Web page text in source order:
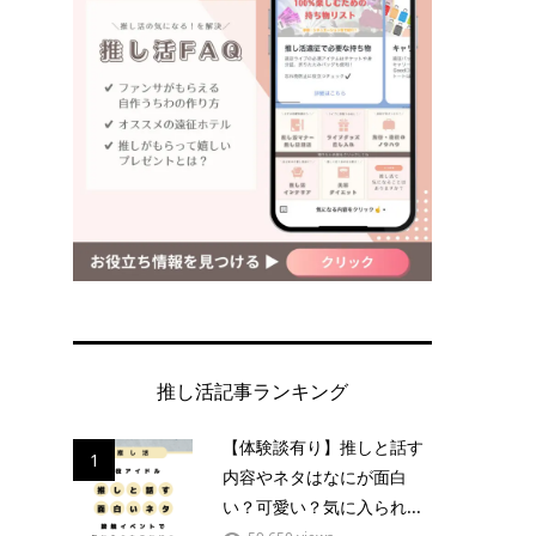
推し活記事ランキング
1
【体験談有り】推しと話す
内容やネタはなにが面白
い？可愛い？気に入られ...